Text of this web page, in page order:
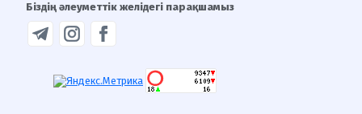
Біздің әлеуметтік желідегі парақшамыз